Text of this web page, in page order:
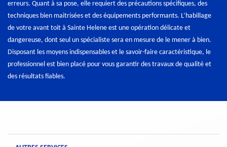
erreurs. Quant à sa pose, elle requiert des précautions spécifiques, des
techniques bien maitrisées et des équipements performants. L’habillage
de votre avant toit à Sainte Helene est une opération délicate et
dangereuse, dont seul un spécialiste sera en mesure de le mener à bien.
Disposant les moyens indispensables et le savoir-faire caractéristique, le
professionnel est bien placé pour vous garantir des travaux de qualité et
des résultats fiables.